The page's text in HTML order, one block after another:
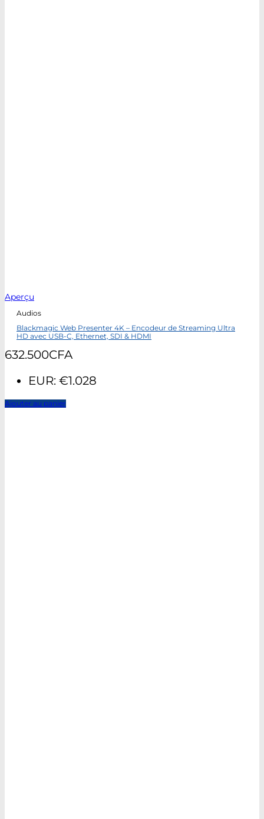
Aperçu
Audios
Blackmagic Web Presenter 4K – Encodeur de Streaming Ultra
HD avec USB-C, Ethernet, SDI & HDMI
632.500CFA
EUR: €1.028
Ajouter au panier